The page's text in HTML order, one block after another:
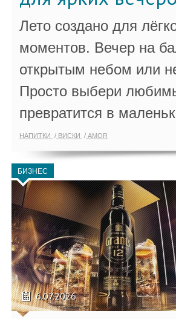
Лето создано для
моментов. Вечер на
открытым небом или
Просто выбери
превратится в
НАПИТКИ ВИСКИ AMOR
БИЗНЕС
6.07.2026